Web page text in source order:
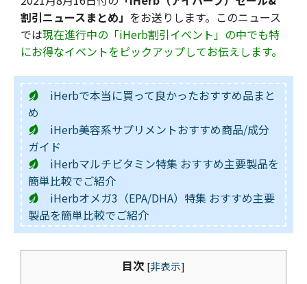
割引ニュースまとめ」 をお送りします。このニュース
では現在進行中の「iHerb割引イベント」の中でも特
にお得なイベントをピックアップしてお伝えします。
iHerbで本当に買って良かったおすすめ品まと
め
iHerb美容系サプリメントおすすめ商品/成分
ガイド
iHerbマルチビタミン特集 おすすめ主要製品を
簡単比較でご紹介
iHerbオメガ3（EPA/DHA）特集 おすすめ主要
製品を簡単比較でご紹介
目次 [非表示]